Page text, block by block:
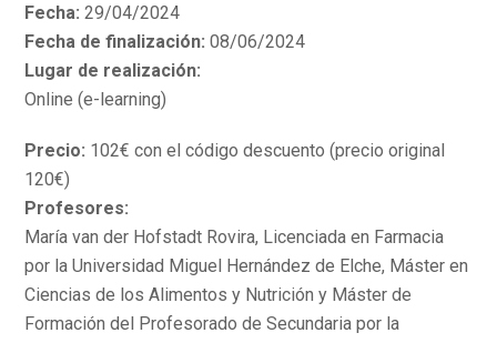
Fecha: 29/04/2024
Fecha de finalización: 08/06/2024
Lugar de realización:
Online (e-learning)
Precio: 102€ con el código descuento (precio original
120€)
Profesores:
María van der Hofstadt Rovira, Licenciada en Farmacia
por la Universidad Miguel Hernández de Elche, Máster en
Ciencias de los Alimentos y Nutrición y Máster de
Formación del Profesorado de Secundaria por la